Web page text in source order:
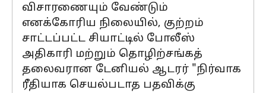
விசாரணையும் வேண்டும்
எனக்கோரிய நிலையில், குற்றம்
சாட்டப்பட்ட சியாட்டில் போலீஸ்
அதிகாரி மற்றும் தொழிற்சங்கத்
தலைவரான டேனியல் ஆடரர் "நிர்வாக
ரீதியாக செயல்படாத பதவிக்கு